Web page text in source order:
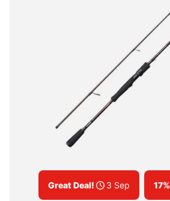
Great Deal! 3 Sep 17%